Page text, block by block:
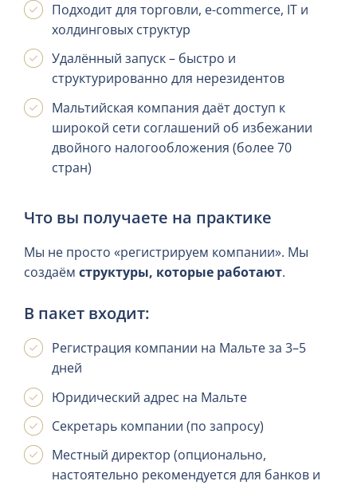
Подходит для торговли, e-commerce, IT и
холдинговых структур
Удалённый запуск – быстро и
структурированно для нерезидентов
Мальтийская компания даёт доступ к
широкой сети соглашений об избежании
двойного налогообложения (более 70
стран)
Что вы получаете на практике
Мы не просто «регистрируем компании». Мы
создаём структуры, которые работают.
В пакет входит:
Регистрация компании на Мальте за 3–5
дней
Юридический адрес на Мальте
Секретарь компании (по запросу)
Местный директор (опционально,
настоятельно рекомендуется для банков и